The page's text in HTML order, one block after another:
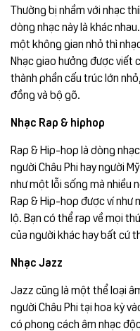
Thường bị nhầm với nhạc
dòng nhạc này là khác
một không gian nhỏ thì
Nhạc giao hưởng được viết
thành phần cấu trúc lớn
đồng và bộ gõ.
Nhạc Rap & hiphop
Rap & Hip-hop là dòng
người Châu Phi hay người
như một lỗi sống mà nhiều
Rap & Hip-hop được ví
lộ. Bạn có thể rap về mọi
của người khác hay bất cứ
Nhạc Jazz
Jazz cũng là một thể loại
người Châu Phi tại hoa kỳ
có phong cách âm nhạc